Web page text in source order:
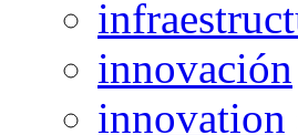
innovación
innovation